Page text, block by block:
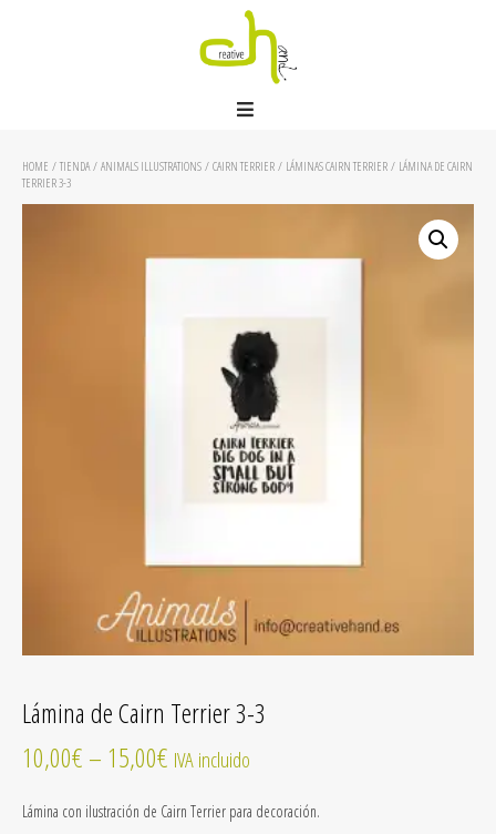
HOME / TIENDA/ ANIMALS ILLUSTRATIONS / CAIRN TERRIER / LÁMINAS CAIRN TERRIER / LÁMINA DE CAIRN
TERRIER 3-3
Lámina de Cairn Terrier 3-3
10,00€ – 15,00€ IVA incluido
Lámina con ilustración de Cairn Terrier para decoración.